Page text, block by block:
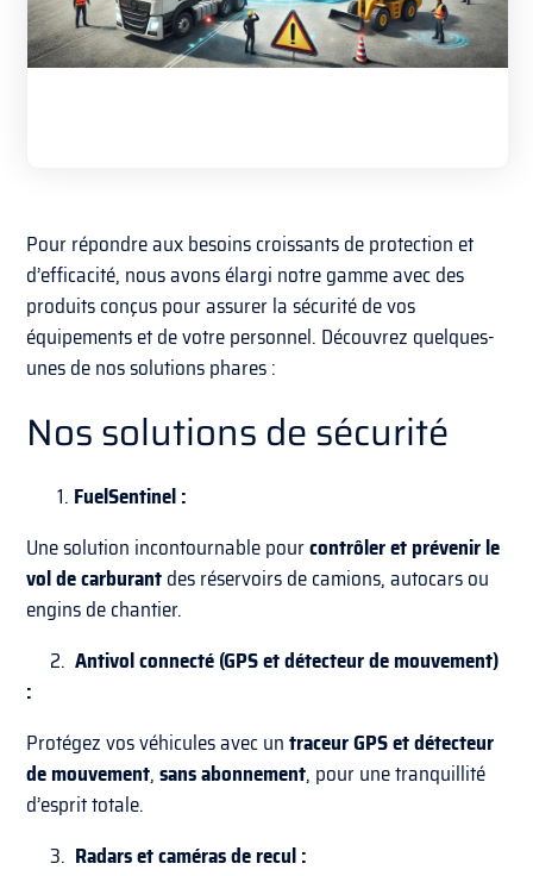
Pour répondre aux besoins croissants de protection et
d’efficacité, nous avons élargi notre gamme avec des
produits conçus pour assurer la sécurité de vos
équipements et de votre personnel. Découvrez quelques-
unes de nos solutions phares :
Nos solutions de sécurité
FuelSentinel :
Une solution incontournable pourcontrôler et prévenir le
vol de carburantdes réservoirs de camions, autocars ou
engins de chantier.
2.Antivol connecté (GPS et détecteur de mouvement)
:
Protégez vos véhicules avec untraceur GPS et détecteur
de mouvement,sans abonnement, pour une tranquillité
d’esprit totale.
3. Radars et caméras de recul :